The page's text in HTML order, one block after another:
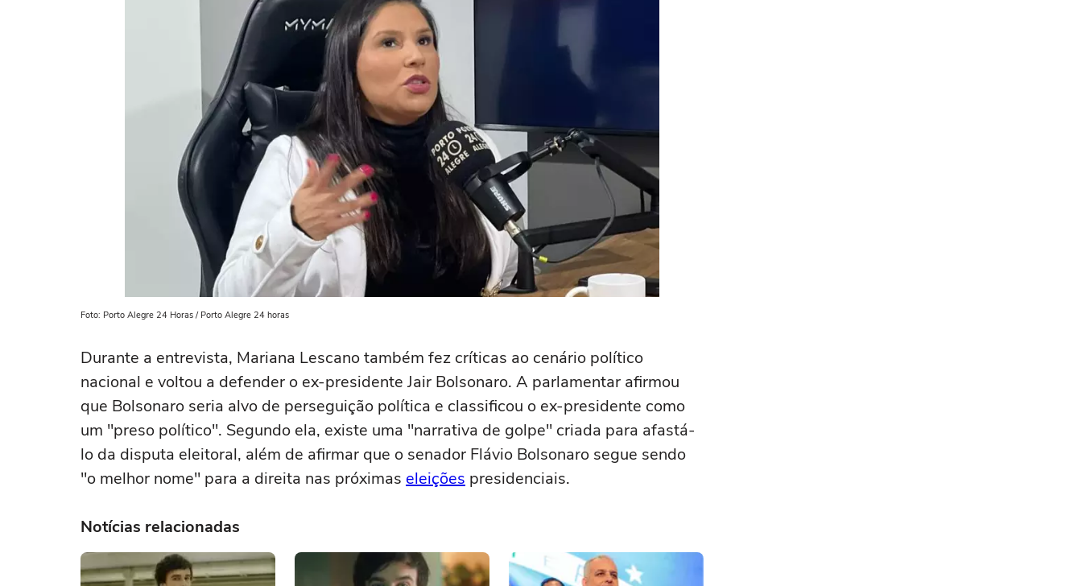
Foto: Porto Alegre 24 Horas / Porto Alegre 24 horas
Durante a entrevista, Mariana Lescano também fez críticas ao cenário político
nacional e voltou a defender o ex-presidente Jair Bolsonaro. A parlamentar afirmou
que Bolsonaro seria alvo de perseguição política e classificou o ex-presidente como
um "preso político". Segundo ela, existe uma "narrativa de golpe" criada para afastá-
lo da disputa eleitoral, além de afirmar que o senador Flávio Bolsonaro segue sendo
"o melhor nome" para a direita nas próximas eleições presidenciais.
Notícias relacionadas